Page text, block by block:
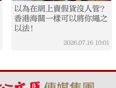
以為在網上賣假貨沒人管？
香港海關一樣可以將你繩之
以法！
2026.07.16 10:01